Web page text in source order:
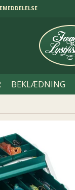
BEKLÆDNING